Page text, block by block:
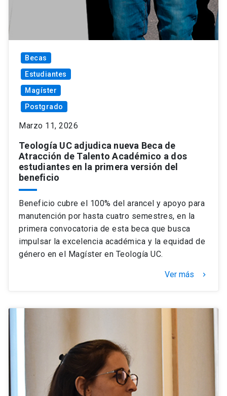
Becas
Estudiantes
Magíster
Postgrado
Marzo 11, 2026
Teología UC adjudica nueva Beca de
Atracción de Talento Académico a dos
estudiantes en la primera versión del
beneficio
Beneficio cubre el 100% del arancel y apoyo para
manutención por hasta cuatro semestres, en la
primera convocatoria de esta beca que busca
impulsar la excelencia académica y la equidad de
género en el Magíster en Teología UC.
Ver más keyboard_arrow_right